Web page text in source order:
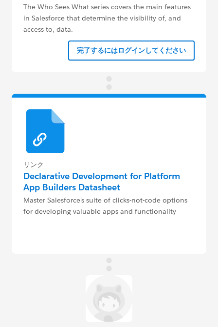
The Who Sees What series covers the main features
in Salesforce that determine the visibility of, and
access to, data.
完了するにはログインしてください
リンク
Declarative Development for Platform
App Builders Datasheet
Master Salesforce's suite of clicks-not-code options
for developing valuable apps and functionality